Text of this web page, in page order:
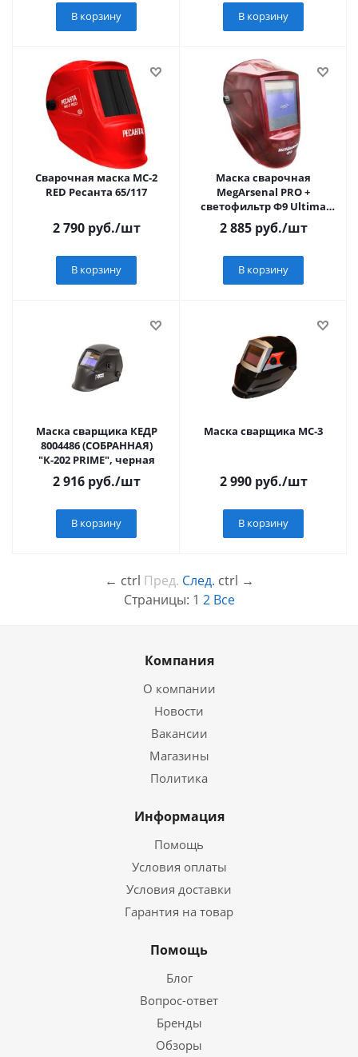
В корзину В корзину
Сварочная маска МС-2
RED Ресанта 65/117
2 790руб./шт
В корзину
Маска сварочная
MegArsenal PRO +
светофильтр Ф9 Ultima
бургунди (в коробке)
2 885руб./шт
В корзину
Маска сварщика КЕДР
8004486 (СОБРАННАЯ)
"К-202 PRIME", черная
2 916руб./шт
В корзину
Маска сварщика МС-3
2 990руб./шт
В корзину
← ctrl Пред. След. ctrl →
Страницы: 1 2 Все
Компания
О компании
Новости
Вакансии
Магазины
Политика
Информация
Помощь
Условия оплаты
Условия доставки
Гарантия на товар
Помощь
Блог
Вопрос-ответ
Бренды
Обзоры